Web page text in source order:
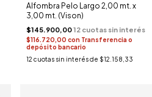
Alfombra Pelo Largo 2,00 mt. x
3,00 mt. (Vison)
$145.900,00
$116.720,00 con Transferencia o
depósito bancario
12 cuotas sin interés de $12.158,33